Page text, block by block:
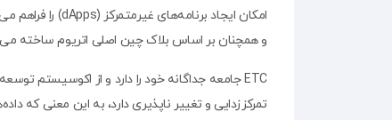
و همچنان بر اساس بلاک چین اصلی اتریوم ساخته
تمرکززدایی و تغییر ناپذیری دارد، به این معنی که